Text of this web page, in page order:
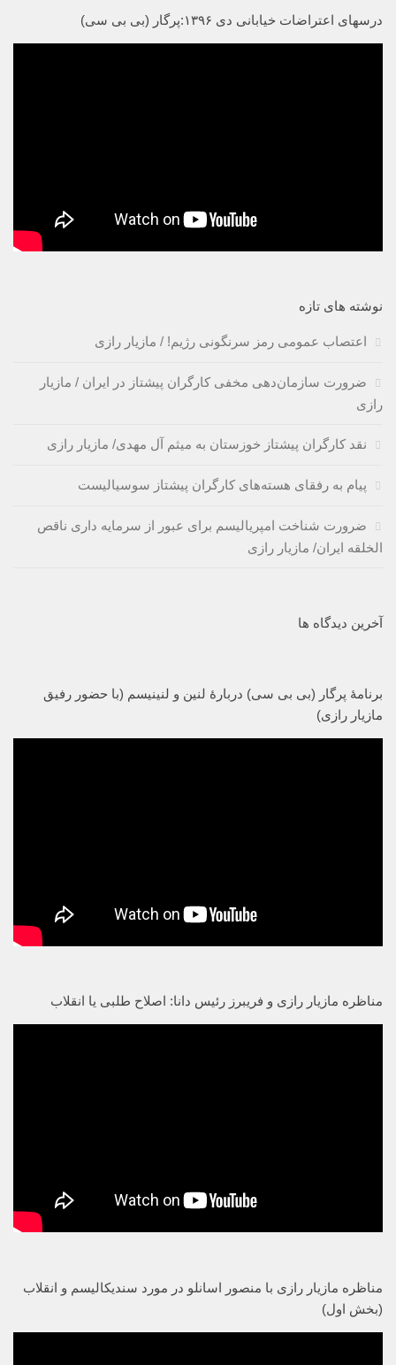
درسهای اعتراضات خیابانی دی ۱۳۹۶:پرگار (بی بی سی)
نوشته های تازه
اعتصاب عمومی رمز سرنگونی رژیم! / مازیار رازی
ضرورت سازمان‌دهی مخفی کارگران پیشتاز در ایران / مازیار
رازی
نقد کارگران پیشتاز خوزستان به میثم آل مهدی/ مازیار رازی
پیام به رفقای هسته‌های کارگران پیشتاز سوسیالیست
ضرورت شناخت امپریالیسم برای عبور از سرمایه داری ناقص
الخلقه ایران/ مازیار رازی
آخرین دیدگاه ها
برنامۀ پرگار (بی بی سی) دربارۀ لنین و لنینیسم (با حضور رفیق
مازیار رازی)
مناظره مازیار رازی و فریبرز رئیس دانا: اصلاح طلبی یا انقلاب
مناظره مازیار رازی با منصور اسانلو در مورد سندیکالیسم و انقلاب
(بخش اول)